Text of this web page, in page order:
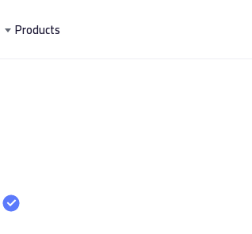
Products